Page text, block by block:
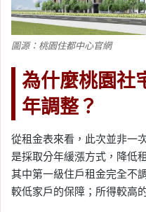
圖源：桃園住都中心官網
為什麼桃園社
年調整？
從租金表來看，此次並非一
是採取分年緩漲方式，降低
其中第一級住戶租金完全不
較低家戶的保障；所得較高